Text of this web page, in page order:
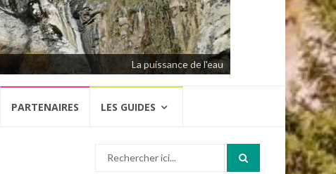
La puissance de l'eau
PARTENAIRES LES GUIDES